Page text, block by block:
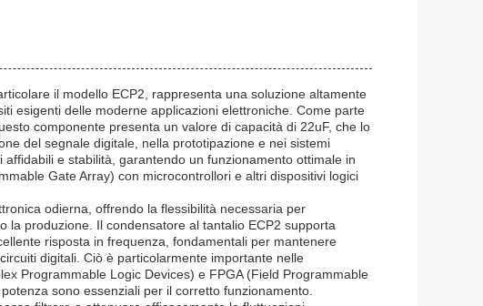
il modello ECP2, rappresenta una soluzione altamente
esigenti delle moderne applicazioni elettroniche. Come parte
componente presenta un valore di capacità di 22uF, che lo
del segnale digitale, nella prototipazione e nei sistemi
e stabilità, garantendo un funzionamento ottimale in
Gate Array) con microcontrollori e altri dispositivi logici
odierna, offrendo la flessibilità necessaria per
la produzione. Il condensatore al tantalio ECP2 supporta
risposta in frequenza, fondamentali per mantenere
digitali. Ciò è particolarmente importante nelle
Programmable Logic Devices) e FPGA (Field Programmable
sono essenziali per il corretto funzionamento.